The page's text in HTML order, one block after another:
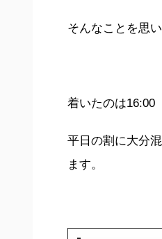
そんなことを思
着いたのは16:00
平日の割に大分
ます。